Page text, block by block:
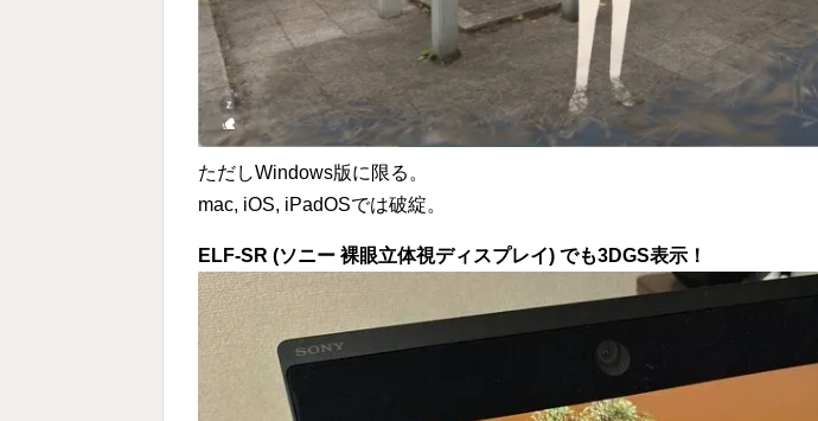
ただしWindows版に限る。
mac, iOS, iPadOSでは破綻。
ELF-SR (ソニー 裸眼立体視ディスプレイ) でも3DGS表示！